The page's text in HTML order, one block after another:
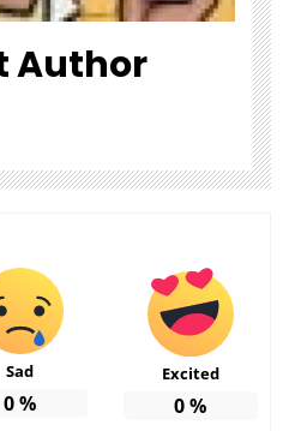
Author
Sad
0%
Excited
0%